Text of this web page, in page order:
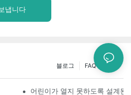
냅니다
소식
FAQ
블로그
: 어린이의 안전 확보
어린이가 열지 못하도록 설계된